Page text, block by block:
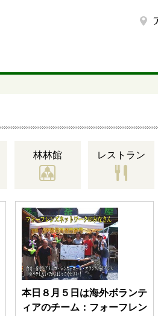
林林館 レストラン
本日８月５日は海外ボランテ
ィアのチーム：フォーフレン